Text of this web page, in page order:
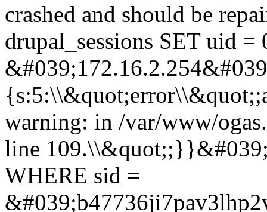
crashed and should be
drupal_sessions SET uid =
warning: in /var/www/
line
WHERE sid =